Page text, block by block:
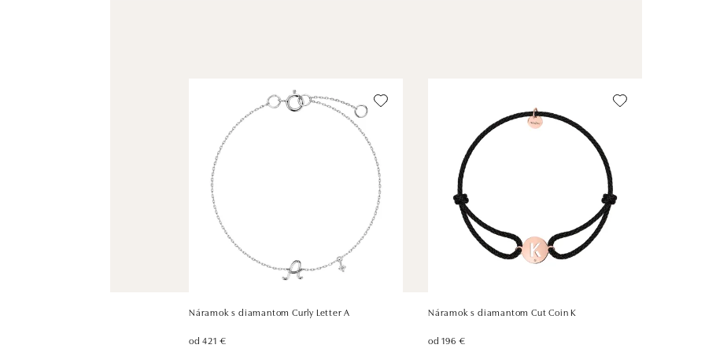
Náramok s diamantom Curly Letter A
od 421 €
Náramok s diamantom Cut Coin K
od 196 €